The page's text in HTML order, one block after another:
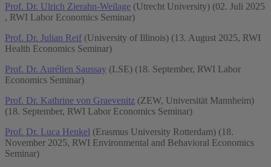
Prof. Dr. Ulrich Zierahn-Weilage (Utrecht University) (02. Juli 2025
, RWI Labor Economics Seminar)
Prof. Dr. Julian Reif (University of Illinois) (13. August 2025, RWI
Health Economics Seminar)
Prof. Dr. Aurélien Saussay (LSE) (18. September, RWI Labor
Economics Seminar)
Prof. Dr. Kathrine von Graevenitz (ZEW, Universität Mannheim)
(18. September, RWI Labor Economics Seminar)
Prof. Dr. Luca Henkel (Erasmus University Rotterdam) (18.
November 2025, RWI Environmental and Behavioral Economics
Seminar)